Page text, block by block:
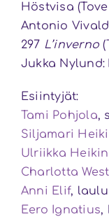
Höstvisa
Antonio
297 L’inverno
Jukka Nylund:
Esiintyjät:
Tami Pohjola,
Siljamari
Ulriikka
Charlotta
Anni Elif,
Eero Ignatius,